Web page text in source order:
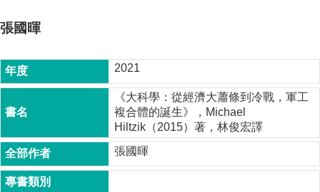
頁
公
告
本
簡
介
本
張國暉
2021
《大科學：從經濟大蕭條到冷戰，軍工
複合體的誕生》，Michael
Hiltzik（2015）著，林俊宏譯
張國暉